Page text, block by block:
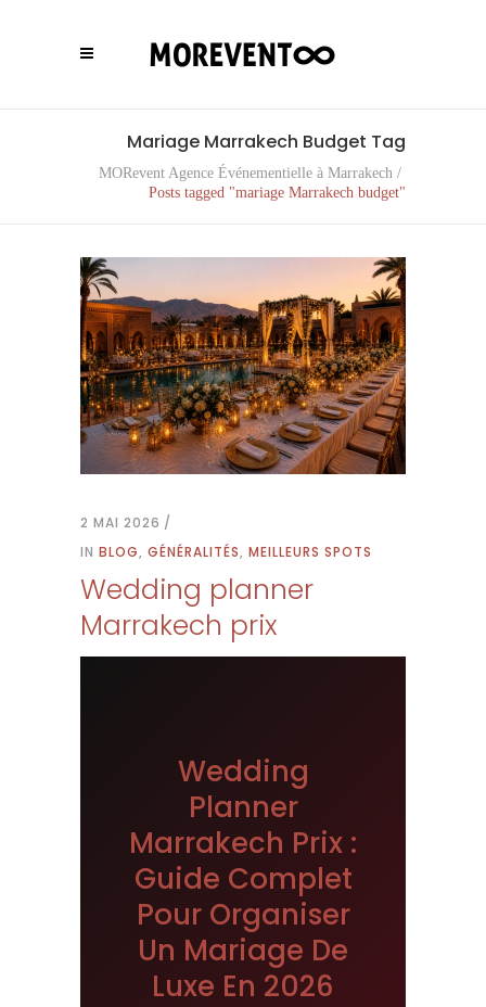
Mariage Marrakech Budget Tag
MORevent Agence Événementielle à Marrakech /
Posts tagged "mariage Marrakech budget"
2 MAI 2026
IN BLOG, GÉNÉRALITÉS, MEILLEURS SPOTS
Wedding planner
Marrakech prix
Wedding
Planner
Marrakech Prix :
Guide Complet
Pour Organiser
Un Mariage De
Luxe En 2026